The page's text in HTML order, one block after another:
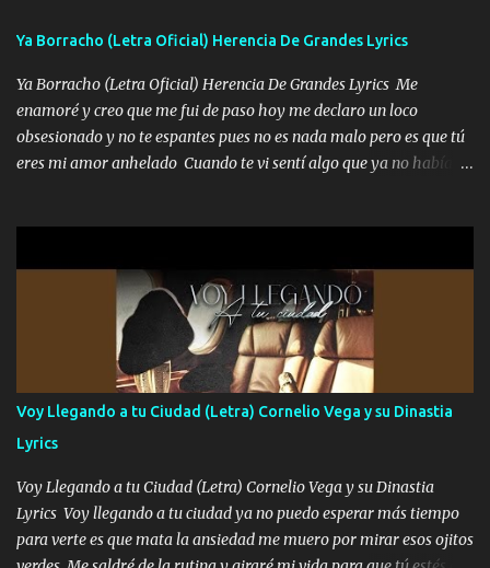
la batalla sin miedo en la raya El pecho por mi gente lo pongo sin
pensarlo y acciono en caliente el tiro arriba me dice quién es el
cliente el que gana el jalón dice pega dos veces mejor que velen al
de enfrente Música La vida pone una ruleta el mundo es para el
que se anima y que se avienta por la ventana me metí cerraron
puertas tras del billete porque ahorita todo cuesta Mi...
Ya Borracho (Letra Oficial) Herencia De Grandes Lyrics
Ya Borracho (Letra Oficial) Herencia De Grandes Lyrics Me
enamoré y creo que me fui de paso hoy me declaro un loco
obsesionado y no te espantes pues no es nada malo pero es que tú
eres mi amor anhelado Cuando te vi sentí algo que ya no había
cariño de mi alma Que pa febrero vendré frente a ti con mis
preguntas y digas que sí hacernos novios y verte feliz y muy
contenta como yo por ti Música Pregúntame qué es lo que me
enamora pa describirte unas cuantas horas también pregunta que
quiero contigo que seas dichosa al estar conmigo Y ya borracho
contéstame la llamada pa dedicarte unas bonitas palabras así
borracho me animo a decirte todo y puedo describirlo mucho que
me encantes Decirte que me siento muy feliz y emocionado por
tenerte aquí espero que quiera...
Voy Llegando a tu Ciudad (Letra) Cornelio Vega y su Dinastia
Lyrics
Voy Llegando a tu Ciudad (Letra) Cornelio Vega y su Dinastia
Lyrics Voy llegando a tu ciudad ya no puedo esperar más tiempo
para verte es que mata la ansiedad me muero por mirar esos ojitos